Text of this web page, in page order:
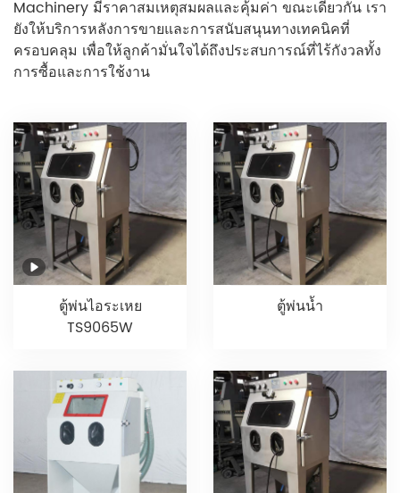
Machinery มีราคาสมเหตุสมผลและคุ้มค่า ขณะเดียวกัน เรา
ยังให้บริการหลังการขายและการสนับสนุนทางเทคนิคที่
ครอบคลุม เพื่อให้ลูกค้ามั่นใจได้ถึงประสบการณ์ที่ไร้กังวลทั้ง
การซื้อและการใช้งาน
ตู้พ่นไอระเหย
TS9065W
ตู้พ่นน้ำ